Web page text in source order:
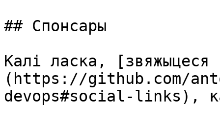
## Спонсары
Калі ласка, [звяжыцеся
(https://github.com/
devops#social-links),